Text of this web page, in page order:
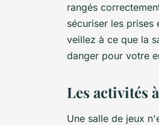
rangés
sécuriser les prises
veillez à ce que la
danger pour votre
Les activités
Une salle de jeux